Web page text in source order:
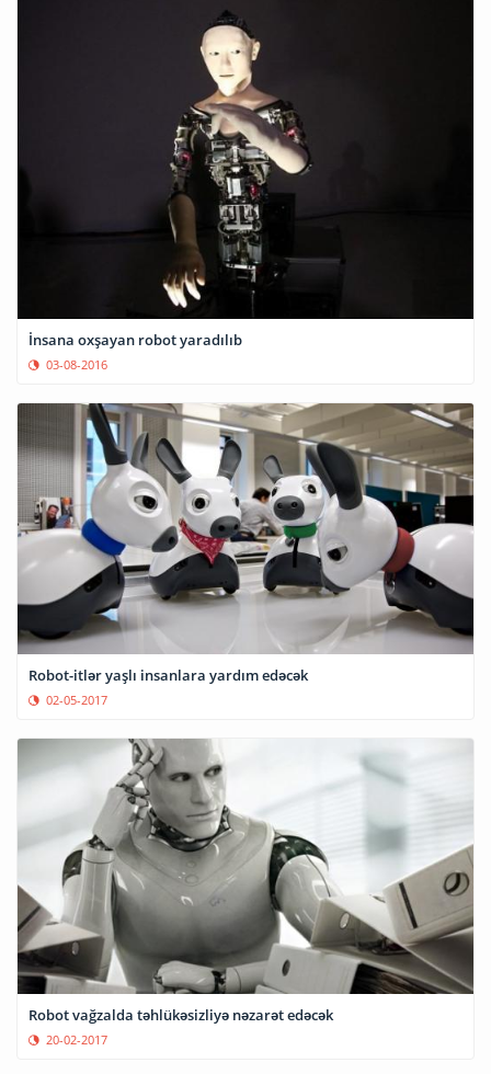
İnsana oxşayan robot yaradılıb
03-08-2016
Robot-itlər yaşlı insanlara yardım edəcək
02-05-2017
Robot vağzalda təhlükəsizliyə nəzarət edəcək
20-02-2017